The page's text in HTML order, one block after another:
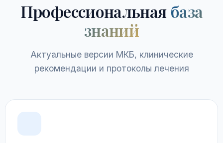
Профессиональная база
знаний
Актуальные версии МКБ, клинические
рекомендации и протоколы лечения